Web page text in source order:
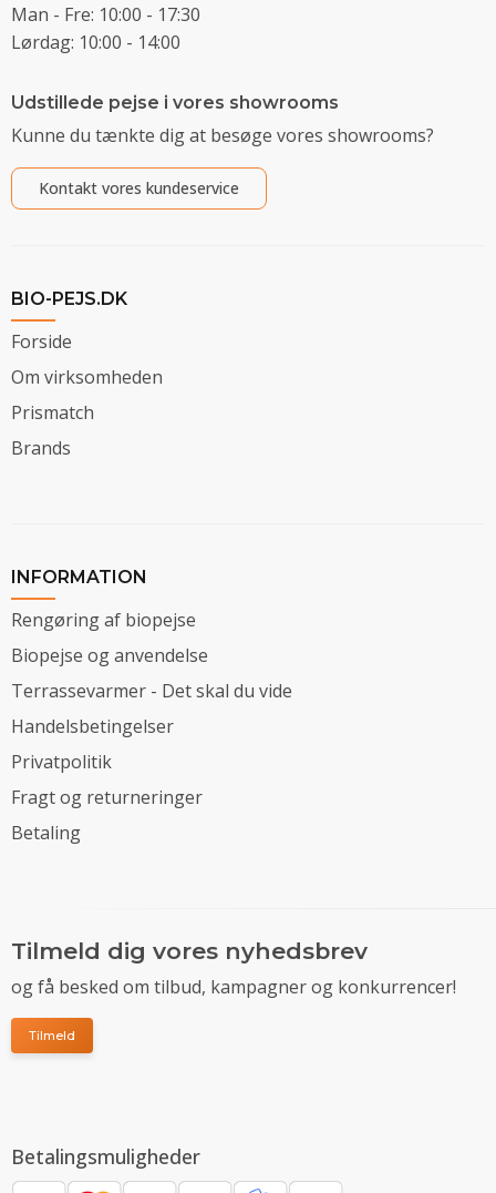
Man - Fre: 10:00 - 17:30
Lørdag: 10:00 - 14:00
Udstillede pejse i vores showrooms
Kunne du tænkte dig at besøge vores showrooms?
Kontakt vores kundeservice
BIO-PEJS.DK
Forside
Om virksomheden
Prismatch
Brands
INFORMATION
Rengøring af biopejse
Biopejse og anvendelse
Terrassevarmer - Det skal du vide
Handelsbetingelser
Privatpolitik
Fragt og returneringer
Betaling
Tilmeld dig vores nyhedsbrev
og få besked om tilbud, kampagner og konkurrencer!
Tilmeld
Betalingsmuligheder